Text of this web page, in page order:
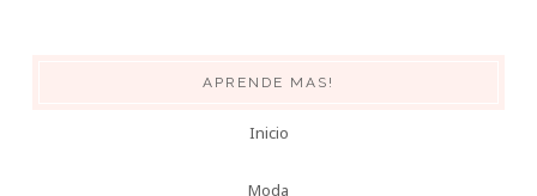
APRENDE MAS!
Inicio
Moda